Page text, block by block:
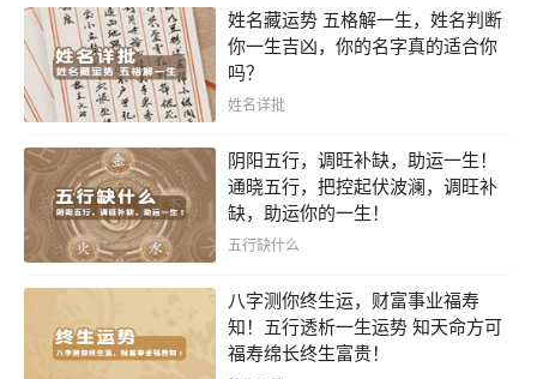
姓名藏运势 五格解一生，姓名判断
你一生吉凶，你的名字真的适合你
吗？
姓名详批
阴阳五行，调旺补缺，助运一生！
通晓五行，把控起伏波澜，调旺补
缺，助运你的一生！
五行缺什么
八字测你终生运，财富事业福寿
知！五行透析一生运势 知天命方可
福寿绵长终生富贵！